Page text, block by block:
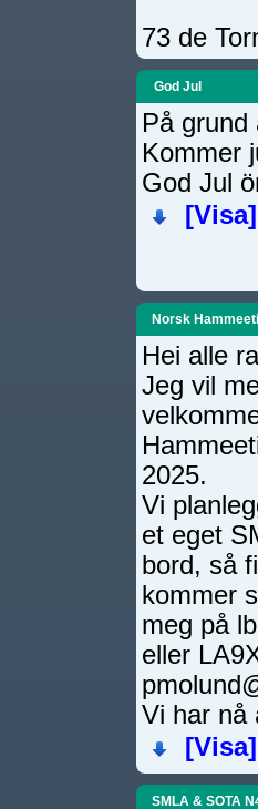
73 de
God Jul
På grund
Kommer
God Jul
[Visa]
Norsk
Hei alle
Jeg vil
2025.
Vi
et eget
bord, så
kommer
meg på
eller
Vi har nå
[Visa]
SMLA & SOTA